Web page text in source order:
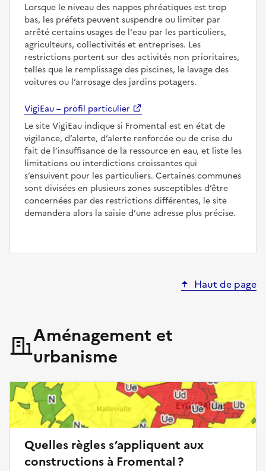
Lorsque le niveau des nappes phréatiques est trop
bas, les préfets peuvent suspendre ou limiter par
arrêté certains usages de l'eau par les particuliers,
agriculteurs, collectivités et entreprises. Les
restrictions portent sur des activités non prioritaires,
telles que le remplissage des piscines, le lavage des
voitures ou l’arrosage des jardins potagers.
VigiEau – profil particulier
Le site VigiEau indique si Fromental est en état de
vigilance, d’alerte, d’alerte renforcée ou de crise du
fait de l’insuffisance de la ressource en eau, et liste les
limitations ou interdictions croissantes qui
s’ensuivent pour les particuliers. Certaines communes
sont divisées en plusieurs zones susceptibles d’être
concernées par des restrictions différentes, le site
demandera alors la saisie d’une adresse plus précise.
Haut de page
Aménagement et
urbanisme
Quelles règles s’appliquent aux
constructions à Fromental ?